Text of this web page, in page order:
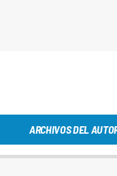
ARCHIVOS DEL